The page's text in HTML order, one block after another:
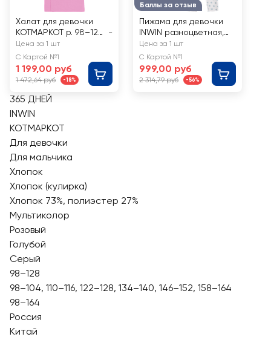
Халат для девочки
КОТМАРКОТ р. 98–128
с запахом,
капюшоном и
поясом, розовый, Арт.
880274
-
Цена за 1 шт
С Картой №1
1 199,00 руб
1 472,64 руб -18%
Баллы за отзыв
Пижама для девочки
INWIN разноцветная,
Арт. NY26105-02
Цена за 1 шт
С Картой №1
999,00 руб
2 314,79 руб -56%
365 ДНЕЙ
INWIN
КОТМАРКОТ
Для девочки
Для мальчика
Хлопок
Хлопок (кулирка)
Хлопок 73%, полиэстер 27%
Мультиколор
Розовый
Голубой
Серый
98–128
98–104, 110–116, 122–128, 134–140, 146–152, 158–164
98–164
Россия
Китай